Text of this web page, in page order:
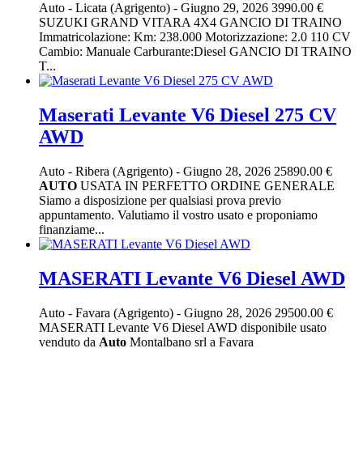
Auto - Licata (Agrigento) - Giugno 29, 2026 3990.00 €
SUZUKI GRAND VITARA 4X4 GANCIO DI TRAINO
Immatricolazione: Km: 238.000 Motorizzazione: 2.0 110 CV
Cambio: Manuale Carburante:Diesel GANCIO DI TRAINO
T...
Maserati Levante V6 Diesel 275 CV
AWD
Auto - Ribera (Agrigento) - Giugno 28, 2026 25890.00 €
AUTO USATA IN PERFETTO ORDINE GENERALE
Siamo a disposizione per qualsiasi prova previo
appuntamento. Valutiamo il vostro usato e proponiamo
finanziame...
MASERATI Levante V6 Diesel AWD
Auto - Favara (Agrigento) - Giugno 28, 2026 29500.00 €
MASERATI Levante V6 Diesel AWD disponibile usato
venduto da Auto Montalbano srl a Favara